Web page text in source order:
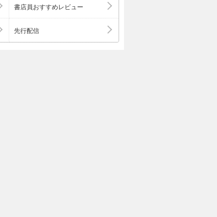
践できる、仕
ェント活用術
（BtoB案
書店員おすすめレビュー
先行配信